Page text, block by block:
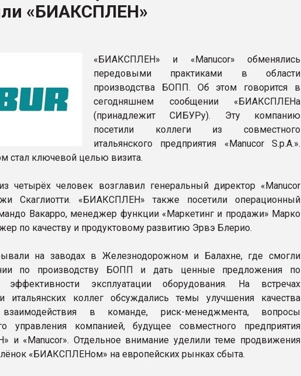
цвет«БИАКСПЛЕН»
«БИАКСПЛЕН» и «Manucor» обменялись
передовыми практиками в области
производства БОПП. Об этом говорится в
сегодняшнем сообщении «БИАКСПЛЕНа
(принадлежит СИБУРу). Эту компанию
посетили коллеги из совместного
итальянского предприятия «Manucor S.p.A.».
стал ключевой целью визита.
четырёх человек возглавил генеральный директор «Manucor
Скаглиотти. «БИАКСПЛЕН» также посетили операционный
Вакарро, менеджер функции «Маркетинг и продажи» Марко
по качеству и продуктовому развитию Эрвэ Блерио.
на заводах в Железнодорожном и Балахне, где смогли
по производству БОПП и дать ценные предложения по
эксплуатации оборудования. На встречах
итальянских коллег обсуждались темы улучшения качества
взаимодействия в команде, риск-менеджмента, вопросы
управления компанией, будущее совместного предприятия
и «Manucor». Отдельное внимание уделили теме продвижения
«БИАКСПЛЕНом» на европейских рынках сбыта.